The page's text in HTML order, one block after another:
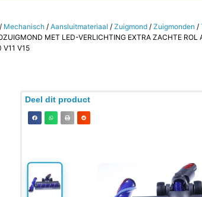
/ Mechanisch /Aansluitmateriaal /Zuigmond /Zuigmonden /
MET LED-VERLICHTING EXTRA ZACHTE ROL
V11 V15
Deel dit product